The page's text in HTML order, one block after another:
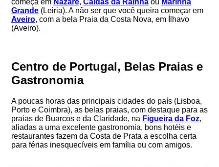
começa em Nazaré, Caldas da Rainha ou Marinha
Grande (Leiria). A não ser que você queira começar em
Aveiro, com a bela Praia da Costa Nova, em Ílhavo
(Aveiro).
Centro de Portugal, Belas Praias e
Gastronomia
A poucas horas das principais cidades do país (Lisboa,
Porto e Coimbra), as belas praias, com destaque para as
praias de Buarcos e da Claridade, na Figueira da Foz,
aliadas a uma excelente gastronomia, bons hotéis e
restaurantes fazem da Costa de Prata a escolha certa
para férias inesquecíveis em família ou com amigos.